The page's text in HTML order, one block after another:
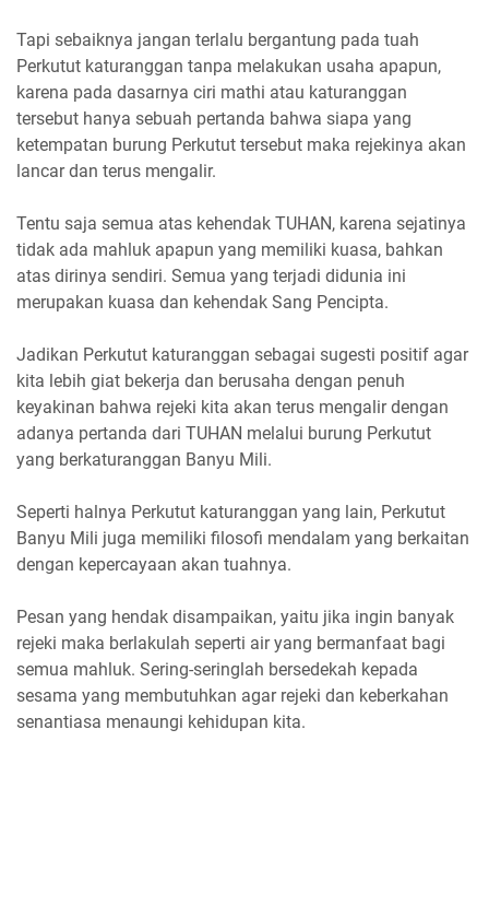
Tapi sebaiknya jangan terlalu bergantung pada tuah
Perkutut katuranggan tanpa melakukan usaha apapun,
karena pada dasarnya ciri mathi atau katuranggan
tersebut hanya sebuah pertanda bahwa siapa yang
ketempatan burung Perkutut tersebut maka rejekinya akan
lancar dan terus mengalir.
Tentu saja semua atas kehendak TUHAN, karena sejatinya
tidak ada mahluk apapun yang memiliki kuasa, bahkan
atas dirinya sendiri. Semua yang terjadi didunia ini
merupakan kuasa dan kehendak Sang Pencipta.
Jadikan Perkutut katuranggan sebagai sugesti positif agar
kita lebih giat bekerja dan berusaha dengan penuh
keyakinan bahwa rejeki kita akan terus mengalir dengan
adanya pertanda dari TUHAN melalui burung Perkutut
yang berkaturanggan Banyu Mili.
Seperti halnya Perkutut katuranggan yang lain, Perkutut
Banyu Mili juga memiliki filosofi mendalam yang berkaitan
dengan kepercayaan akan tuahnya.
Pesan yang hendak disampaikan, yaitu jika ingin banyak
rejeki maka berlakulah seperti air yang bermanfaat bagi
semua mahluk. Sering-seringlah bersedekah kepada
sesama yang membutuhkan agar rejeki dan keberkahan
senantiasa menaungi kehidupan kita.